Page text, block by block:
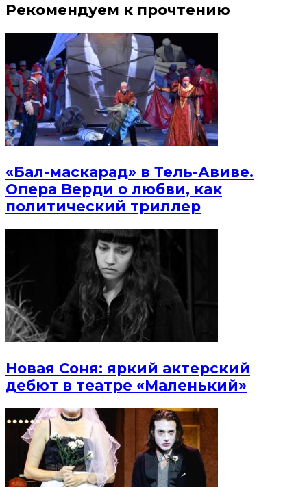
Рекомендуем к прочтению
«Бал-маскарад» в Тель-Авиве.
Опера Верди о любви, как
политический триллер
Новая Соня: яркий актерский
дебют в театре «Маленький»